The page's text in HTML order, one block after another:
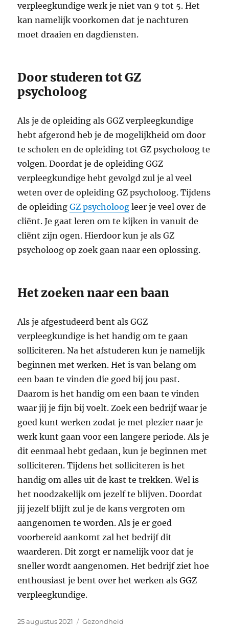
verpleegkundige werk je niet van 9 tot 5. Het
kan namelijk voorkomen dat je nachturen
moet draaien en dagdiensten.
Door studeren tot GZ
psycholoog
Als je de opleiding als GGZ verpleegkundige
hebt afgerond heb je de mogelijkheid om door
te scholen en de opleiding tot GZ psycholoog te
volgen. Doordat je de opleiding GGZ
verpleegkundige hebt gevolgd zul je al veel
weten over de opleiding GZ psycholoog. Tijdens
de opleidingGZ psycholoog leer je veel over de
cliënt. Je gaat leren om te kijken in vanuit de
cliënt zijn ogen. Hierdoor kun je als GZ
psycholoog op zoek gaan naar een oplossing.
Het zoeken naar een baan
Als je afgestudeerd bent als GGZ
verpleegkundige is het handig om te gaan
solliciteren. Na het afstuderen kun je namelijk
beginnen met werken. Het is van belang om
een baan te vinden die goed bij jou past.
Daarom is het handig om een baan te vinden
waar jij je fijn bij voelt. Zoek een bedrijf waar je
goed kunt werken zodat je met plezier naar je
werk kunt gaan voor een langere periode. Als je
dit eenmaal hebt gedaan, kun je beginnen met
solliciteren. Tijdens het solliciteren is het
handig om alles uit de kast te trekken. Wel is
het noodzakelijk om jezelf te blijven. Doordat
jij jezelf blijft zul je de kans vergroten om
aangenomen te worden. Als je er goed
voorbereid aankomt zal het bedrijf dit
waarderen. Dit zorgt er namelijk voor dat je
sneller wordt aangenomen. Het bedrijf ziet hoe
enthousiast je bent over het werken als GGZ
verpleegkundige.
Geplaatst
25 augustus 2021 Categorieën
Gezondheid